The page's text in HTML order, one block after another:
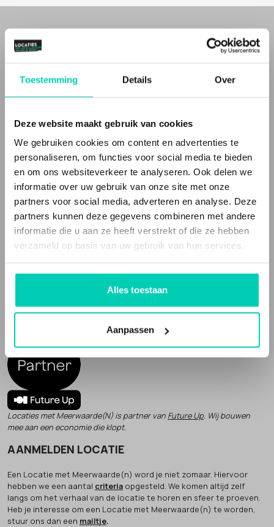
Toestemming Details Over
Deze website maakt gebruik van cookies
We gebruiken cookies om content en advertenties te
personaliseren, om functies voor social media te bieden
en om ons websiteverkeer te analyseren. Ook delen we
informatie over uw gebruik van onze site met onze
partners voor social media, adverteren en analyse. Deze
partners kunnen deze gegevens combineren met andere
informatie die u aan ze heeft verstrekt of die ze hebben
verzameld op basis van uw gebruik van hun services.
Alles toestaan
Aanpassen
WIE ZIJN WIJ
Bij Locaties met Meerwaarde(n) vind je
unieke
eventlocatiesenbijzondere en inspirerende vergaderlocaties
zakelijke bijeenkomsten, met meer waarden voor cultuur, natuur
Deze locaties doen méér (people, planet, profit). Ze maken
impact, bijvoorbeeld door sociaal en/of duurzaam werken, het
bewaken van cultureel erfgoed of het verbinden van groepen in de
Dat noemen wij'meer waarden' voor natuur, cultuur of mens
Inspirerende locaties
Een Locatie met Meerwaarde(n) vertelt een verhaal. Vaak zijn de
vergaderlocaties en evenementenlocaties gevestigd in een
bijzonder gebouw
, of op een speciale plek en de bedrijfsvoering
verhaal, die echt iets toevoegen aan je evenement of bijeenkomst.
en unieke locaties verzamelt. Het is ook een sociale onderneming.
Locaties met Meerwaarde(N) is partner van Future Up. Wij bouwen
mee aan een economie die klopt.
AANMELDEN LOCATIE
Een Locatie met Meerwaarde(n) word je niet zomaar. Hiervoor
hebben we een aantal criteria opgesteld. We komen altijd zelf
langs om het verhaal van de locatie te horen en sfeer te proeven.
Heb je interesse om een Locatie met Meerwaarde(n) te worden,
stuur ons dan een mailtje.